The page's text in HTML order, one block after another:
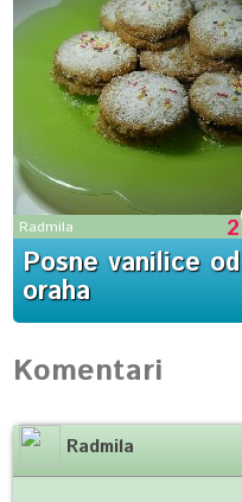
Radmila 2
Posne vanilice od
oraha
Komentari
Radmila